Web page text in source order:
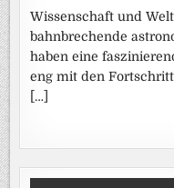
Wissenschaft und
bahnbrechende
haben eine
eng mit den
[…]